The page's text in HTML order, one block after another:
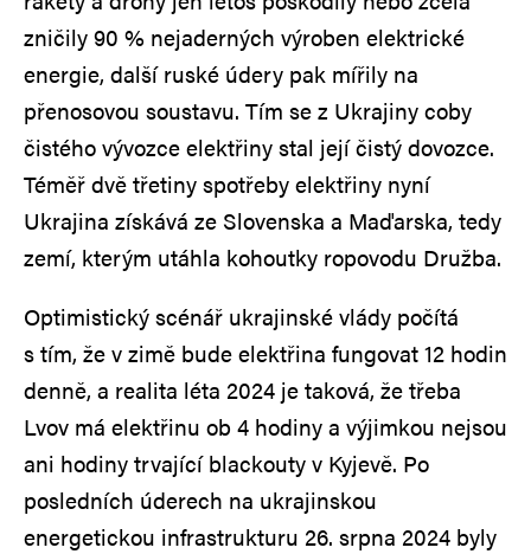
zničily 90 % nejaderných výroben elektrické
energie, další ruské údery pak mířily na
přenosovou soustavu. Tím se z Ukrajiny coby
čistého vývozce elektřiny stal její čistý dovozce.
Téměř dvě třetiny spotřeby elektřiny nyní
Ukrajina získává ze Slovenska a Maďarska, tedy
zemí, kterým utáhla kohoutky ropovodu Družba.
Optimistický scénář ukrajinské vlády počítá
s tím, že v zimě bude elektřina fungovat 12 hodin
denně, a realita léta 2024 je taková, že třeba
Lvov má elektřinu ob 4 hodiny a výjimkou nejsou
ani hodiny trvající blackouty v Kyjevě. Po
posledních úderech na ukrajinskou
energetickou infrastrukturu 26. srpna 2024 byly